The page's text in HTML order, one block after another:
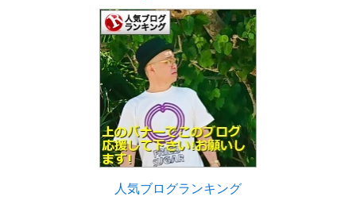
人気ブログランキング